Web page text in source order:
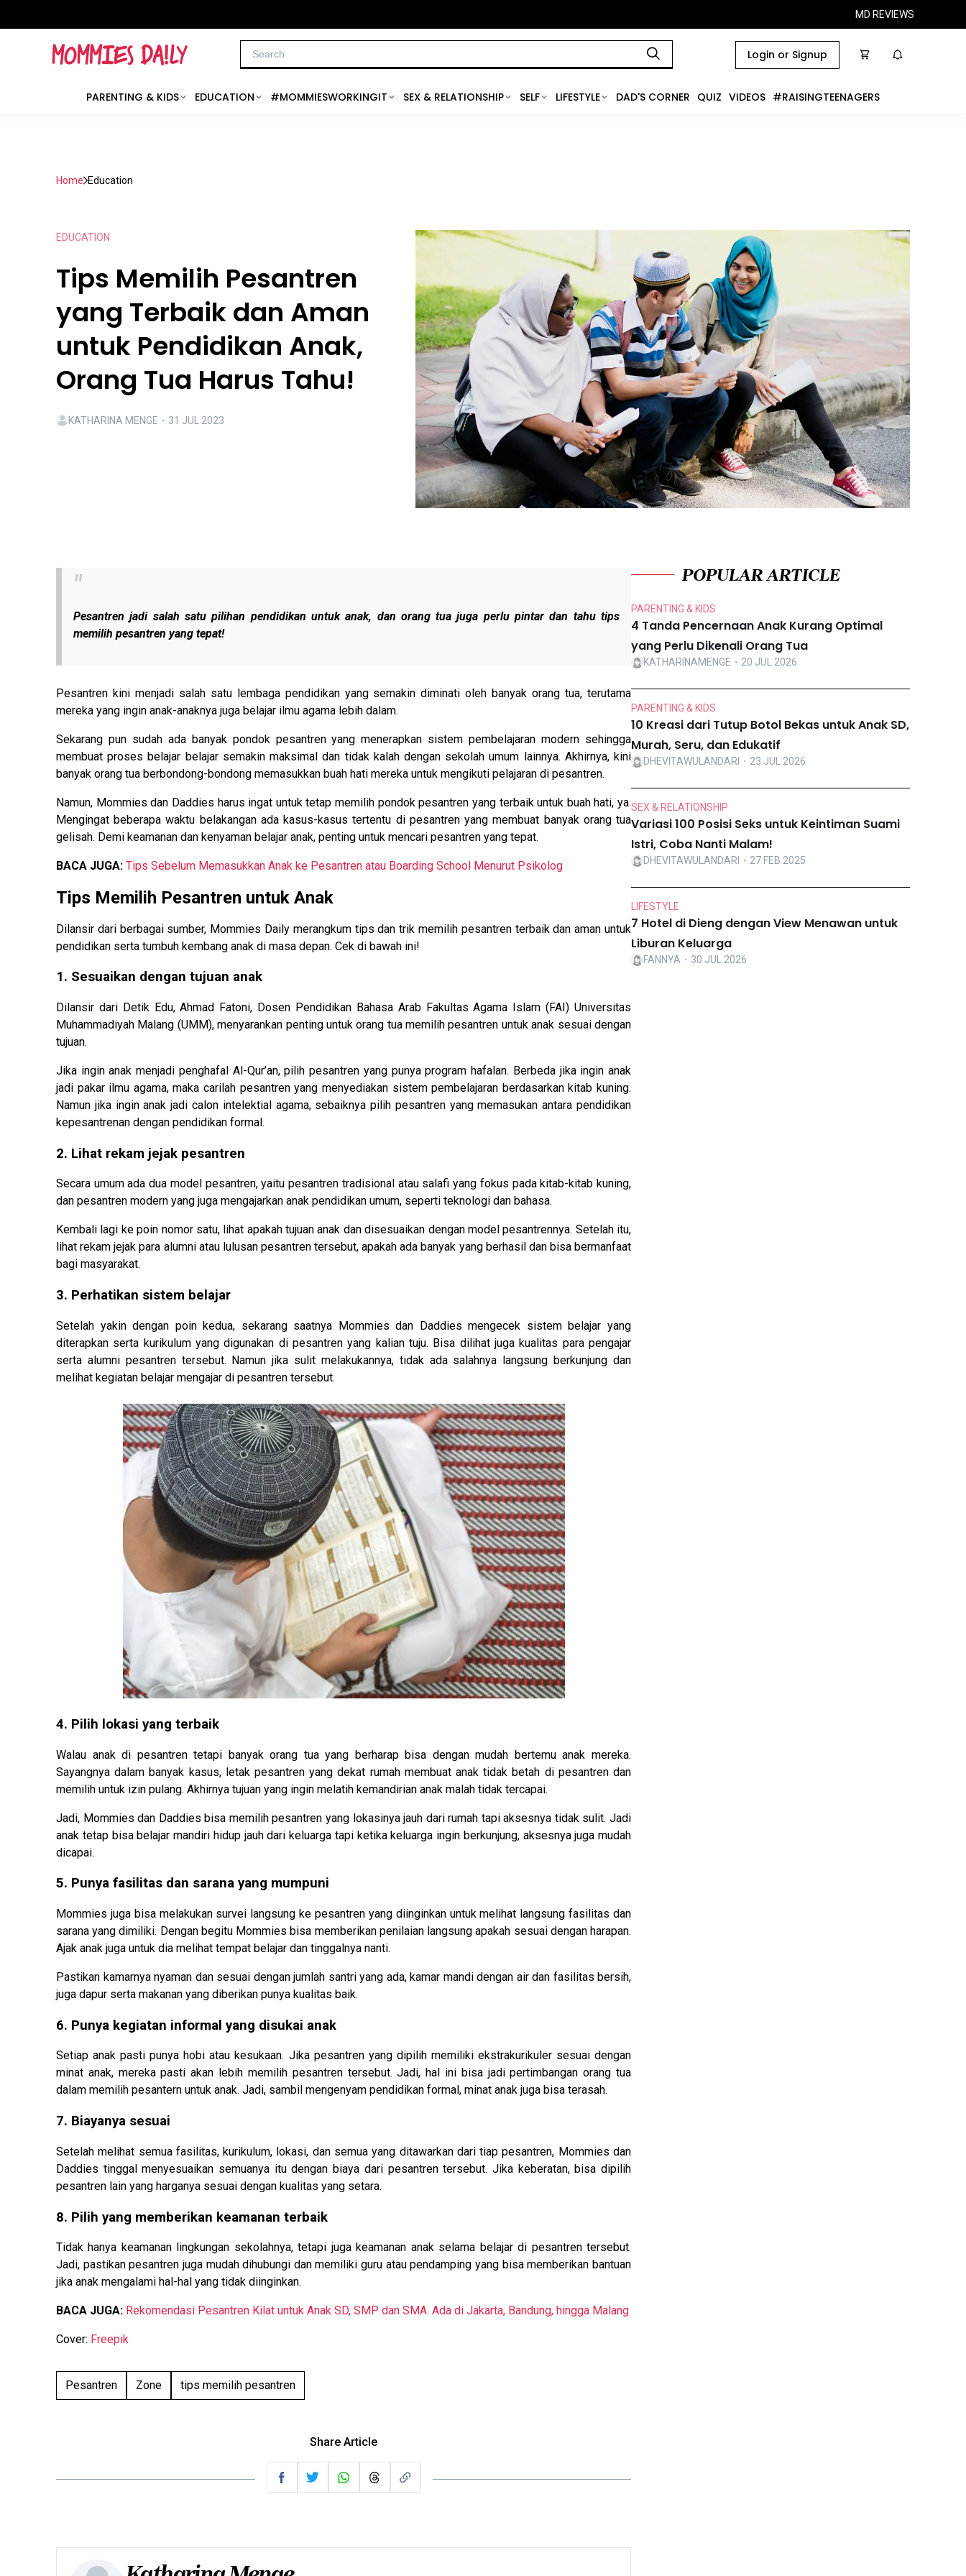
MD REVIEWS
Login or Signup
PARENTING & KIDS EDUCATION #MOMMIESWORKINGIT SEX & RELATIONSHIP SELF LIFESTYLE DAD'S CORNER QUIZ VIDEOS #RAISINGTEENAGERS
Home Education
EDUCATION
Tips Memilih Pesantren
yang Terbaik dan Aman
untuk Pendidikan Anak,
Orang Tua Harus Tahu!
KATHARINA MENGE ・ 31 JUL 2023
Pesantren jadi salah satu pilihan pendidikan untuk anak, dan orang tua juga perlu pintar dan tahu tips
memilih pesantren yang tepat!
Pesantren kini menjadi salah satu lembaga pendidikan yang semakin diminati oleh banyak orang tua, terutama
mereka yang ingin anak-anaknya juga belajar ilmu agama lebih dalam.
Sekarang pun sudah ada banyak pondok pesantren yang menerapkan sistem pembelajaran modern sehingga
membuat proses belajar belajar semakin maksimal dan tidak kalah dengan sekolah umum lainnya. Akhirnya, kini
banyak orang tua berbondong-bondong memasukkan buah hati mereka untuk mengikuti pelajaran di pesantren.
Namun, Mommies dan Daddies harus ingat untuk tetap memilih pondok pesantren yang terbaik untuk buah hati, ya.
Mengingat beberapa waktu belakangan ada kasus-kasus tertentu di pesantren yang membuat banyak orang tua
gelisah. Demi keamanan dan kenyaman belajar anak, penting untuk mencari pesantren yang tepat.
BACA JUGA: Tips Sebelum Memasukkan Anak ke Pesantren atau Boarding School Menurut Psikolog
Tips Memilih Pesantren untuk Anak
Dilansir dari berbagai sumber, Mommies Daily merangkum tips dan trik memilih pesantren terbaik dan aman untuk
pendidikan serta tumbuh kembang anak di masa depan. Cek di bawah ini!
1. Sesuaikan dengan tujuan anak
Dilansir dari Detik Edu, Ahmad Fatoni, Dosen Pendidikan Bahasa Arab Fakultas Agama Islam (FAI) Universitas
Muhammadiyah Malang (UMM), menyarankan penting untuk orang tua memilih pesantren untuk anak sesuai dengan
tujuan.
Jika ingin anak menjadi penghafal Al-Qur’an, pilih pesantren yang punya program hafalan. Berbeda jika ingin anak
jadi pakar ilmu agama, maka carilah pesantren yang menyediakan sistem pembelajaran berdasarkan kitab kuning.
Namun jika ingin anak jadi calon intelektial agama, sebaiknya pilih pesantren yang memasukan antara pendidikan
kepesantrenan dengan pendidikan formal.
2. Lihat rekam jejak pesantren
Secara umum ada dua model pesantren, yaitu pesantren tradisional atau salafi yang fokus pada kitab-kitab kuning,
dan pesantren modern yang juga mengajarkan anak pendidikan umum, seperti teknologi dan bahasa.
Kembali lagi ke poin nomor satu, lihat apakah tujuan anak dan disesuaikan dengan model pesantrennya. Setelah itu,
lihat rekam jejak para alumni atau lulusan pesantren tersebut, apakah ada banyak yang berhasil dan bisa bermanfaat
bagi masyarakat.
3. Perhatikan sistem belajar
Setelah yakin dengan poin kedua, sekarang saatnya Mommies dan Daddies mengecek sistem belajar yang
diterapkan serta kurikulum yang digunakan di pesantren yang kalian tuju. Bisa dilihat juga kualitas para pengajar
serta alumni pesantren tersebut. Namun jika sulit melakukannya, tidak ada salahnya langsung berkunjung dan
melihat kegiatan belajar mengajar di pesantren tersebut.
4. Pilih lokasi yang terbaik
Walau anak di pesantren tetapi banyak orang tua yang berharap bisa dengan mudah bertemu anak mereka.
Sayangnya dalam banyak kasus, letak pesantren yang dekat rumah membuat anak tidak betah di pesantren dan
memilih untuk izin pulang. Akhirnya tujuan yang ingin melatih kemandirian anak malah tidak tercapai.
Jadi, Mommies dan Daddies bisa memilih pesantren yang lokasinya jauh dari rumah tapi aksesnya tidak sulit. Jadi
anak tetap bisa belajar mandiri hidup jauh dari keluarga tapi ketika keluarga ingin berkunjung, aksesnya juga mudah
dicapai.
5. Punya fasilitas dan sarana yang mumpuni
Mommies juga bisa melakukan survei langsung ke pesantren yang diinginkan untuk melihat langsung fasilitas dan
sarana yang dimiliki. Dengan begitu Mommies bisa memberikan penilaian langsung apakah sesuai dengan harapan.
Ajak anak juga untuk dia melihat tempat belajar dan tinggalnya nanti.
Pastikan kamarnya nyaman dan sesuai dengan jumlah santri yang ada, kamar mandi dengan air dan fasilitas bersih,
juga dapur serta makanan yang diberikan punya kualitas baik.
6. Punya kegiatan informal yang disukai anak
Setiap anak pasti punya hobi atau kesukaan. Jika pesantren yang dipilih memiliki ekstrakurikuler sesuai dengan
minat anak, mereka pasti akan lebih memilih pesantren tersebut. Jadi, hal ini bisa jadi pertimbangan orang tua
dalam memilih pesantern untuk anak. Jadi, sambil mengenyam pendidikan formal, minat anak juga bisa terasah.
7. Biayanya sesuai
Setelah melihat semua fasilitas, kurikulum, lokasi, dan semua yang ditawarkan dari tiap pesantren, Mommies dan
Daddies tinggal menyesuaikan semuanya itu dengan biaya dari pesantren tersebut. Jika keberatan, bisa dipilih
pesantren lain yang harganya sesuai dengan kualitas yang setara.
8. Pilih yang memberikan keamanan terbaik
Tidak hanya keamanan lingkungan sekolahnya, tetapi juga keamanan anak selama belajar di pesantren tersebut.
Jadi, pastikan pesantren juga mudah dihubungi dan memiliki guru atau pendamping yang bisa memberikan bantuan
jika anak mengalami hal-hal yang tidak diinginkan.
BACA JUGA: Rekomendasi Pesantren Kilat untuk Anak SD, SMP dan SMA. Ada di Jakarta, Bandung, hingga Malang
Cover: Freepik
Pesantren Zone tips memilih pesantren
Share Article
POPULAR ARTICLE
PARENTING & KIDS
4 Tanda Pencernaan Anak Kurang Optimal
yang Perlu Dikenali Orang Tua
KATHARINAMENGE ・20 JUL 2026
PARENTING & KIDS
10 Kreasi dari Tutup Botol Bekas untuk Anak SD,
Murah, Seru, dan Edukatif
DHEVITAWULANDARI ・23 JUL 2026
SEX & RELATIONSHIP
Variasi 100 Posisi Seks untuk Keintiman Suami
Istri, Coba Nanti Malam!
DHEVITAWULANDARI ・27 FEB 2025
LIFESTYLE
7 Hotel di Dieng dengan View Menawan untuk
Liburan Keluarga
FANNYA ・30 JUL 2026